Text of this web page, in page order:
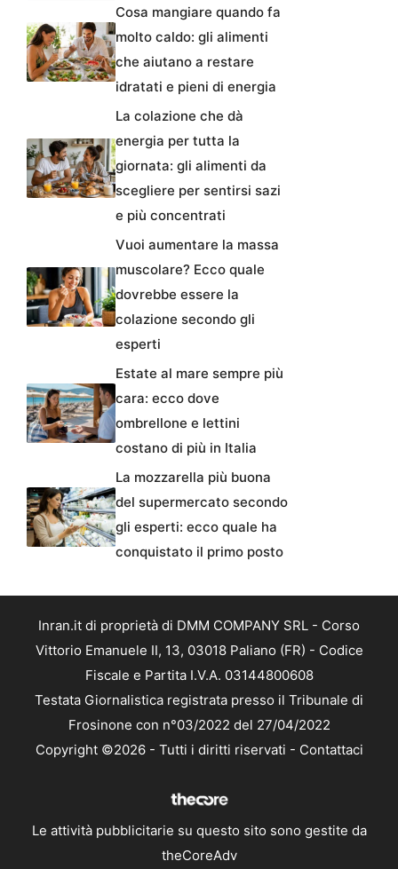
Cosa mangiare quando fa
molto caldo: gli alimenti
che aiutano a restare
idratati e pieni di energia
La colazione che dà
energia per tutta la
giornata: gli alimenti da
scegliere per sentirsi sazi
e più concentrati
Vuoi aumentare la massa
muscolare? Ecco quale
dovrebbe essere la
colazione secondo gli
esperti
Estate al mare sempre più
cara: ecco dove
ombrellone e lettini
costano di più in Italia
La mozzarella più buona
del supermercato secondo
gli esperti: ecco quale ha
conquistato il primo posto
Inran.it di proprietà di DMM COMPANY SRL - Corso
Vittorio Emanuele II, 13, 03018 Paliano (FR) - Codice
Fiscale e Partita I.V.A. 03144800608
Testata Giornalistica registrata presso il Tribunale di
Frosinone con n°03/2022 del 27/04/2022
Copyright ©2026 - Tutti i diritti riservati - Contattaci
Le attività pubblicitarie su questo sito sono gestite da
theCoreAdv